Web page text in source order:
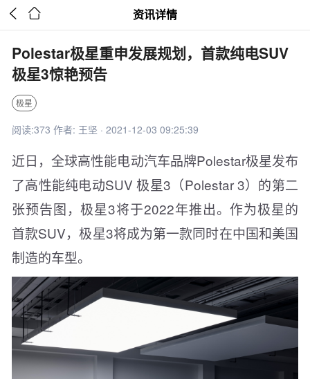
  资讯详情
Polestar极星重申发展规划，首款纯电SUV
极星3惊艳预告
极星
阅读:373 作者: 王坚 · 2021-12-03 09:25:39
近日，全球高性能电动汽车品牌Polestar极星发布
了高性能纯电动SUV 极星3（Polestar 3）的第二
张预告图，极星3将于2022年推出。作为极星的
首款SUV，极星3将成为第一款同时在中国和美国
制造的车型。